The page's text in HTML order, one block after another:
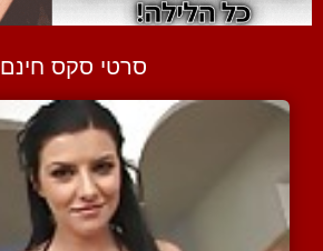
סרטי סקס חינם